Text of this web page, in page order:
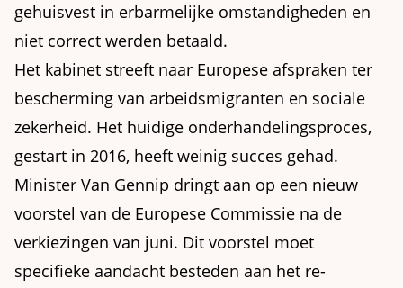
gehuisvest in erbarmelijke omstandigheden en
niet correct werden betaald.
Het kabinet streeft naar Europese afspraken ter
bescherming van arbeidsmigranten en sociale
zekerheid. Het huidige onderhandelingsproces,
gestart in 2016, heeft weinig succes gehad.
Minister Van Gennip dringt aan op een nieuw
voorstel van de Europese Commissie na de
verkiezingen van juni. Dit voorstel moet
specifieke aandacht besteden aan het re-